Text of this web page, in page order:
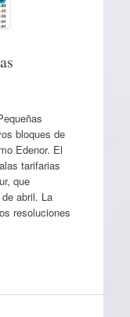
bloques de
Edenor. El
tarifarias
que
abril. La
resoluciones